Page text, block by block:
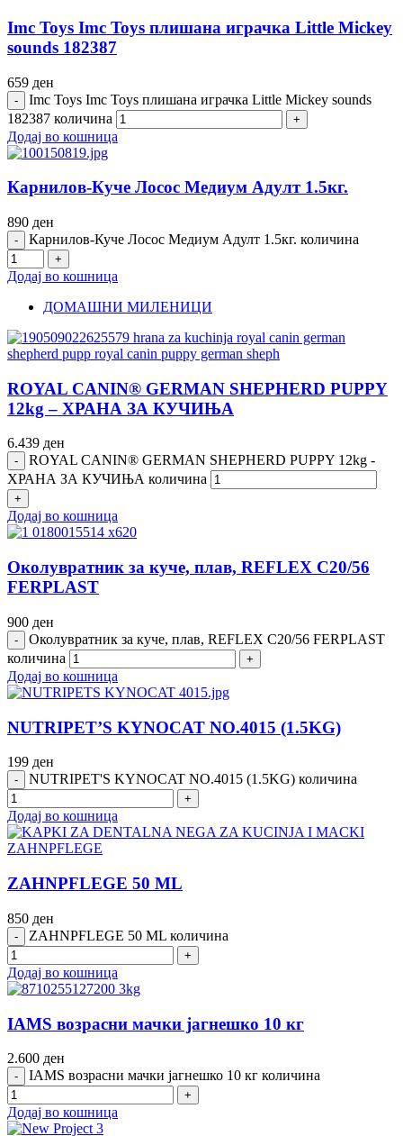
Imc Toys Imc Toys плишана играчка Little Mickey
sounds 182387
659 ден
Imc Toys Imc Toys плишана играчка Little Mickey sounds
182387 количина
Додај во кошница
Карнилов-Куче Лосос Медиум Адулт 1.5кг.
890 ден
Карнилов-Куче Лосос Медиум Адулт 1.5кг. количина
Додај во кошница
ДОМАШНИ МИЛЕНИЦИ
ROYAL CANIN® GERMAN SHEPHERD PUPPY
12kg – ХРАНА ЗА КУЧИЊА
6.439 ден
ROYAL CANIN® GERMAN SHEPHERD PUPPY 12kg -
ХРАНА ЗА КУЧИЊА количина
Додај во кошница
Околувратник за куче, плав, REFLEX C20/56
FERPLAST
900 ден
Околувратник за куче, плав, REFLEX C20/56 FERPLAST
количина
Додај во кошница
NUTRIPET’S KYNOCAT NO.4015 (1.5KG)
199 ден
NUTRIPET'S KYNOCAT NO.4015 (1.5KG) количина
Додај во кошница
ZAHNPFLEGE 50 ML
850 ден
ZAHNPFLEGE 50 ML количина
Додај во кошница
IAMS возрасни мачки јагнешко 10 кг
2.600 ден
IAMS возрасни мачки јагнешко 10 кг количина
Додај во кошница